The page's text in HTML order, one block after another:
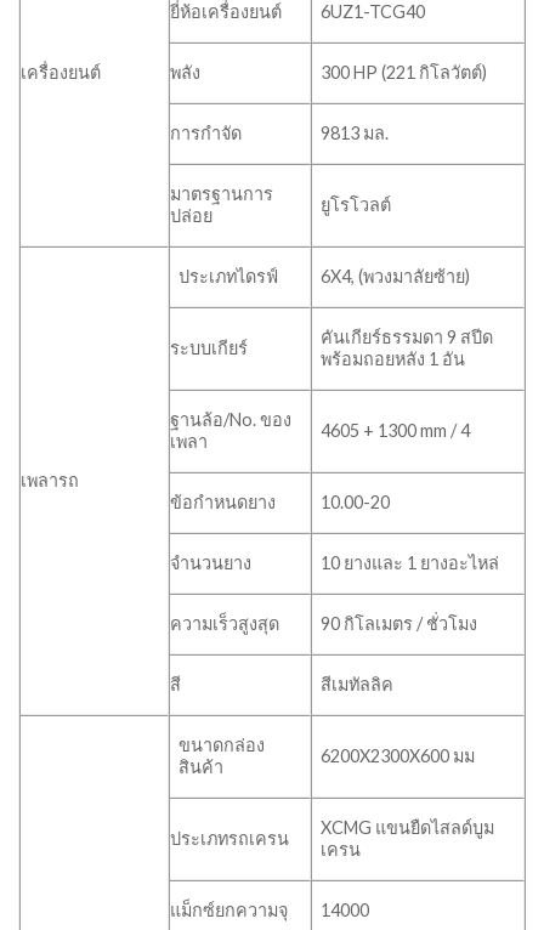
เครื่องยนต์
ยี่ห้อเครื่องยนต์ 6UZ1-TCG40
พลัง 300 HP (221 กิโลวัตต์)
การกำจัด 9813 มล.
มาตรฐานการ
ปล่อย
ยูโรโวลต์
เพลารถ
ประเภทไดรฟ์ 6X4, (พวงมาลัยซ้าย)
ระบบเกียร์
คันเกียร์ธรรมดา 9 สปีด
พร้อมถอยหลัง 1 อัน
ฐานล้อ/No. ของ
เพลา
4605 + 1300 mm / 4
ข้อกำหนดยาง 10.00-20
จำนวนยาง 10 ยางและ 1 ยางอะไหล่
ความเร็วสูงสุด 90 กิโลเมตร / ชั่วโมง
สี สีเมทัลลิค
ขนาดกล่อง
สินค้า
6200X2300X600 มม
ประเภทรถเครน
XCMG แขนยืดไสลด์บูม
เครน
แม็กซ์ยกความจุ 14000